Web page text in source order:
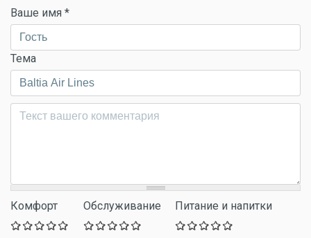
Ваше имя *
Тема
Комментарий*
Комфорт Обслуживание Питание и напитки